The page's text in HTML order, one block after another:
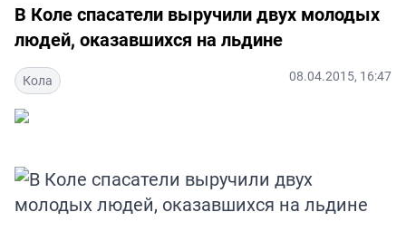
В Коле спасатели выручили двух молодых
людей, оказавшихся на льдине
Кола 08.04.2015, 16:47